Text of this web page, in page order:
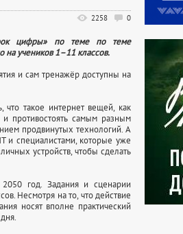
0
2258
цифры» по теме по теме
на учеников 1–11 классов.
и сам тренажёр доступны на
что такое интернет вещей, как
противостоять самым разным
продвинутых технологий. А
и специалистами, которые уже
устройств, чтобы сделать
год. Задания и сценарии
Несмотря на то, что действие
носят вполне практический